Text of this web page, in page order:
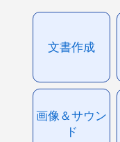
文書作成
画像＆サウン
ド